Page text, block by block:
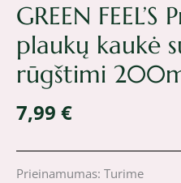
GREEN
plaukų kaukė
rūgštimi
7,99 €
Prieinamumas: Turime
produkto